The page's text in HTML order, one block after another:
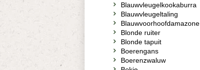
Blauwvleugelkookaburra
Blauwvleugeltaling
Blauwvoorhoofdamazone
Blonde ruiter
Blonde tapuit
Boerengans
Boerenzwaluw